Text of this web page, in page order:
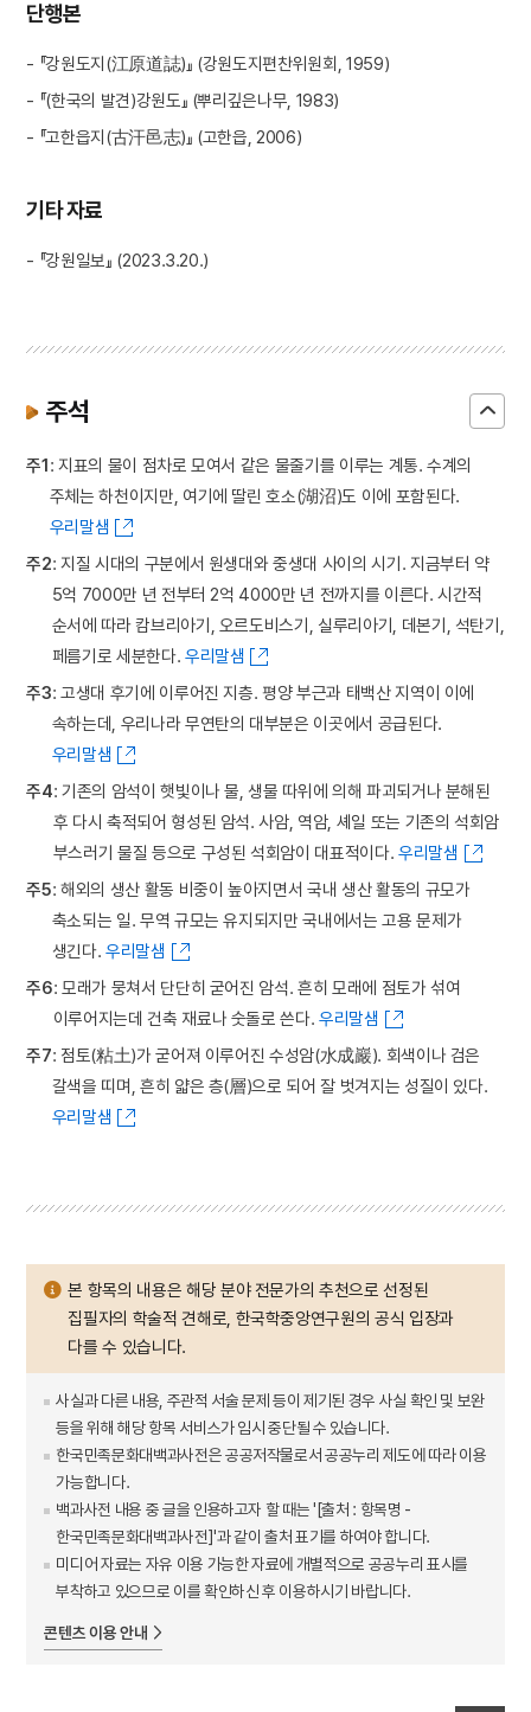
단행본
- 『강원도지(江原道誌)』 (강원도지편찬위원회, 1959)
- 『(한국의 발견)강원도』 (뿌리깊은나무, 1983)
- 『고한읍지(古汗邑志)』 (고한읍, 2006)
기타 자료
- 『강원일보』 (2023.3.20.)
주석
주1: 지표의 물이 점차로 모여서 같은 물줄기를 이루는 계통. 수계의
주체는 하천이지만, 여기에 딸린 호소(湖沼)도 이에 포함된다.
우리말샘
주2: 지질 시대의 구분에서 원생대와 중생대 사이의 시기. 지금부터 약
5억 7000만 년 전부터 2억 4000만 년 전까지를 이른다. 시간적
순서에 따라 캄브리아기, 오르도비스기, 실루리아기, 데본기, 석탄기,
페름기로 세분한다. 우리말샘
주3: 고생대 후기에 이루어진 지층. 평양 부근과 태백산 지역이 이에
속하는데, 우리나라 무연탄의 대부분은 이곳에서 공급된다.
우리말샘
주4: 기존의 암석이 햇빛이나 물, 생물 따위에 의해 파괴되거나 분해된
후 다시 축적되어 형성된 암석. 사암, 역암, 셰일 또는 기존의 석회암
부스러기 물질 등으로 구성된 석회암이 대표적이다. 우리말샘
주5: 해외의 생산 활동 비중이 높아지면서 국내 생산 활동의 규모가
축소되는 일. 무역 규모는 유지되지만 국내에서는 고용 문제가
생긴다. 우리말샘
주6: 모래가 뭉쳐서 단단히 굳어진 암석. 흔히 모래에 점토가 섞여
이루어지는데 건축 재료나 숫돌로 쓴다.우리말샘
주7: 점토(粘土)가 굳어져 이루어진 수성암(水成巖). 회색이나 검은
갈색을 띠며, 흔히 얇은 층(層)으로 되어 잘 벗겨지는 성질이 있다.
우리말샘
본 항목의 내용은 해당 분야 전문가의 추천으로 선정된
집필자의 학술적 견해로, 한국학중앙연구원의 공식 입장과
다를 수 있습니다.
사실과 다른 내용, 주관적 서술 문제 등이 제기된 경우 사실 확인 및 보완
등을 위해 해당 항목 서비스가 임시 중단될 수 있습니다.
한국민족문화대백과사전은 공공저작물로서 공공누리 제도에 따라 이용
가능합니다.
백과사전 내용 중 글을 인용하고자 할 때는 '[출처 : 항목명 -
한국민족문화대백과사전]'과 같이 출처 표기를 하여야 합니다.
미디어 자료는 자유 이용 가능한 자료에 개별적으로 공공누리 표시를
부착하고 있으므로 이를 확인하신 후 이용하시기 바랍니다.
콘텐츠 이용 안내